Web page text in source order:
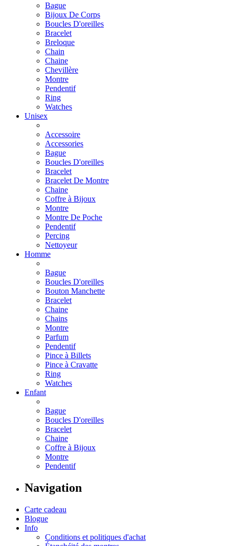
Bague
Bijoux De Corps
Boucles D'oreilles
Bracelet
Breloque
Chain
Chaine
Chevillère
Montre
Pendentif
Ring
Watches
Unisex
Accessoire
Accessories
Bague
Boucles D'oreilles
Bracelet
Bracelet De Montre
Chaine
Coffre à Bijoux
Montre
Montre De Poche
Pendentif
Percing
Nettoyeur
Homme
Bague
Boucles D'oreilles
Bouton Manchette
Bracelet
Chaine
Chains
Montre
Parfum
Pendentif
Pince à Billets
Pince à Cravatte
Ring
Watches
Enfant
Bague
Boucles D'oreilles
Bracelet
Chaine
Coffre à Bijoux
Montre
Pendentif
Navigation
Carte cadeau
Blogue
Info
Conditions et politiques d'achat